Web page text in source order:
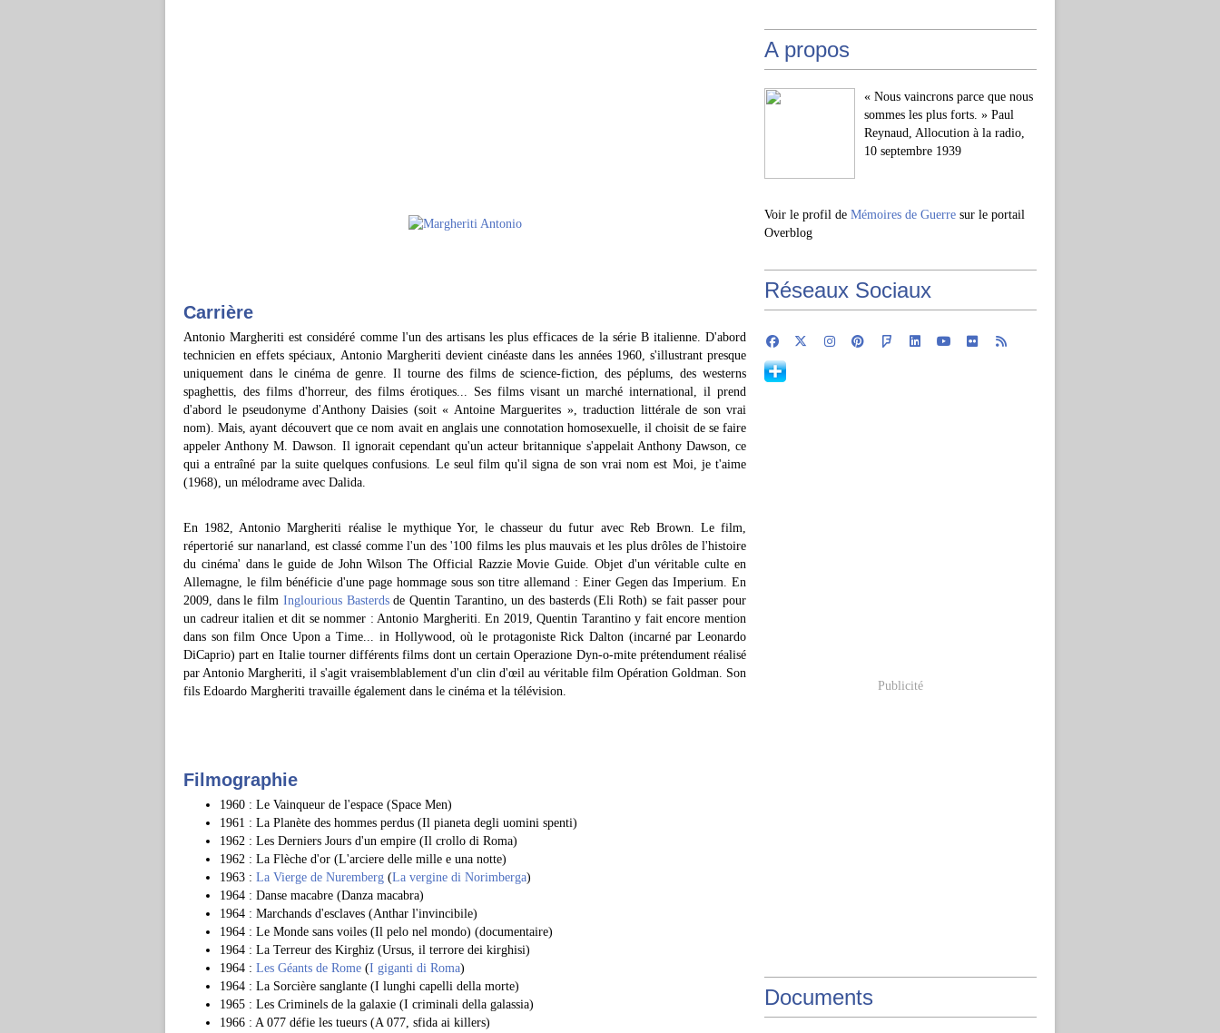
Carrière
Antonio Margheriti est considéré comme l'un des artisans les plus efficaces de la série B italienne. D'abord
technicien en effets spéciaux, Antonio Margheriti devient cinéaste dans les années 1960, s'illustrant presque
uniquement dans le cinéma de genre. Il tourne des films de science-fiction, des péplums, des westerns
spaghettis, des films d'horreur, des films érotiques... Ses films visant un marché international, il prend
d'abord le pseudonyme d'Anthony Daisies (soit « Antoine Marguerites », traduction littérale de son vrai
nom). Mais, ayant découvert que ce nom avait en anglais une connotation homosexuelle, il choisit de se faire
appeler Anthony M. Dawson. Il ignorait cependant qu'un acteur britannique s'appelait Anthony Dawson, ce
qui a entraîné par la suite quelques confusions. Le seul film qu'il signa de son vrai nom est Moi, je t'aime
(1968), un mélodrame avec Dalida.
En 1982, Antonio Margheriti réalise le mythique Yor, le chasseur du futur avec Reb Brown. Le film,
répertorié sur nanarland, est classé comme l'un des '100 films les plus mauvais et les plus drôles de l'histoire
du cinéma' dans le guide de John Wilson The Official Razzie Movie Guide. Objet d'un véritable culte en
Allemagne, le film bénéficie d'une page hommage sous son titre allemand : Einer Gegen das Imperium. En
2009, dans le film Inglourious Basterdsde Quentin Tarantino, un des basterds (Eli Roth) se fait passer pour
un cadreur italien et dit se nommer : Antonio Margheriti. En 2019, Quentin Tarantino y fait encore mention
dans son film Once Upon a Time... in Hollywood, où le protagoniste Rick Dalton (incarné par Leonardo
DiCaprio) part en Italie tourner différents films dont un certain Operazione Dyn-o-mite prétendument réalisé
par Antonio Margheriti, il s'agit vraisemblablement d'un clin d'œil au véritable film Opération Goldman. Son
fils Edoardo Margheriti travaille également dans le cinéma et la télévision.
Filmographie
1960 : Le Vainqueur de l'espace (Space Men)
1961 : La Planète des hommes perdus (Il pianeta degli uomini spenti)
1962 : Les Derniers Jours d'un empire (Il crollo di Roma)
1962 : La Flèche d'or (L'arciere delle mille e una notte)
1963 : La Vierge de Nuremberg (La vergine di Norimberga)
1964 : Danse macabre (Danza macabra)
1964 : Marchands d'esclaves (Anthar l'invincibile)
1964 : Le Monde sans voiles (Il pelo nel mondo) (documentaire)
1964 : La Terreur des Kirghiz (Ursus, il terrore dei kirghisi)
1964 : Les Géants de Rome (I giganti di Roma)
1964 : La Sorcière sanglante (I lunghi capelli della morte)
1965 : Les Criminels de la galaxie (I criminali della galassia)
1966 : A 077 défie les tueurs (A 077, sfida ai killers)
A propos
« Nous vaincrons parce que nous
sommes les plus forts. » Paul
Reynaud, Allocution à la radio,
10 septembre 1939
Voir le profil de Mémoires de Guerre sur le portail
Overblog
Réseaux Sociaux
Publicité
Documents